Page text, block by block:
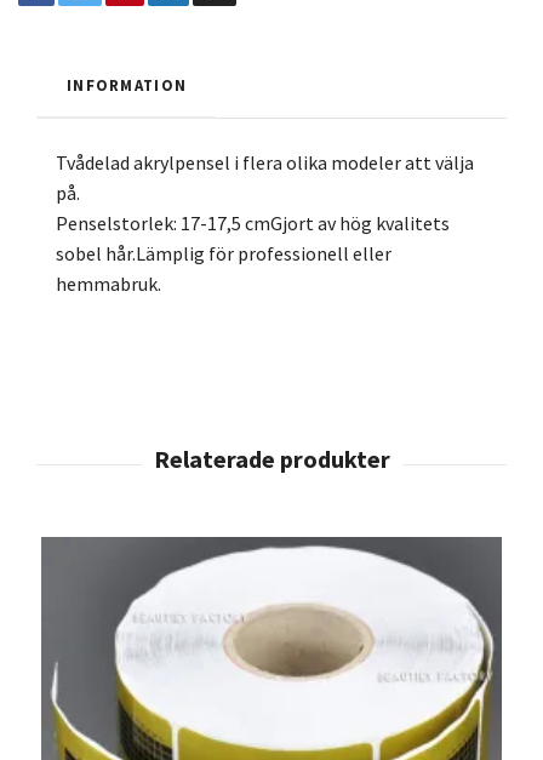
INFORMATION
Tvådelad akrylpensel i flera olika modeler att välja
på.
Penselstorlek: 17-17,5 cmGjort av hög kvalitets
sobel hår.Lämplig för professionell eller
hemmabruk.